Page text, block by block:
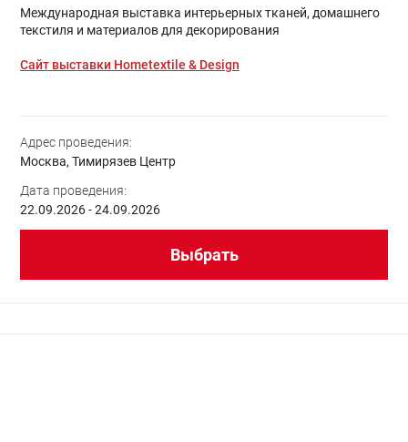
Международная выставка интерьерных тканей, домашнего
текстиля и материалов для декорирования
Сайт выставки Hometextile & Design
Адрес проведения:
Москва, Тимирязев Центр
Дата проведения:
22.09.2026 - 24.09.2026
Выбрать